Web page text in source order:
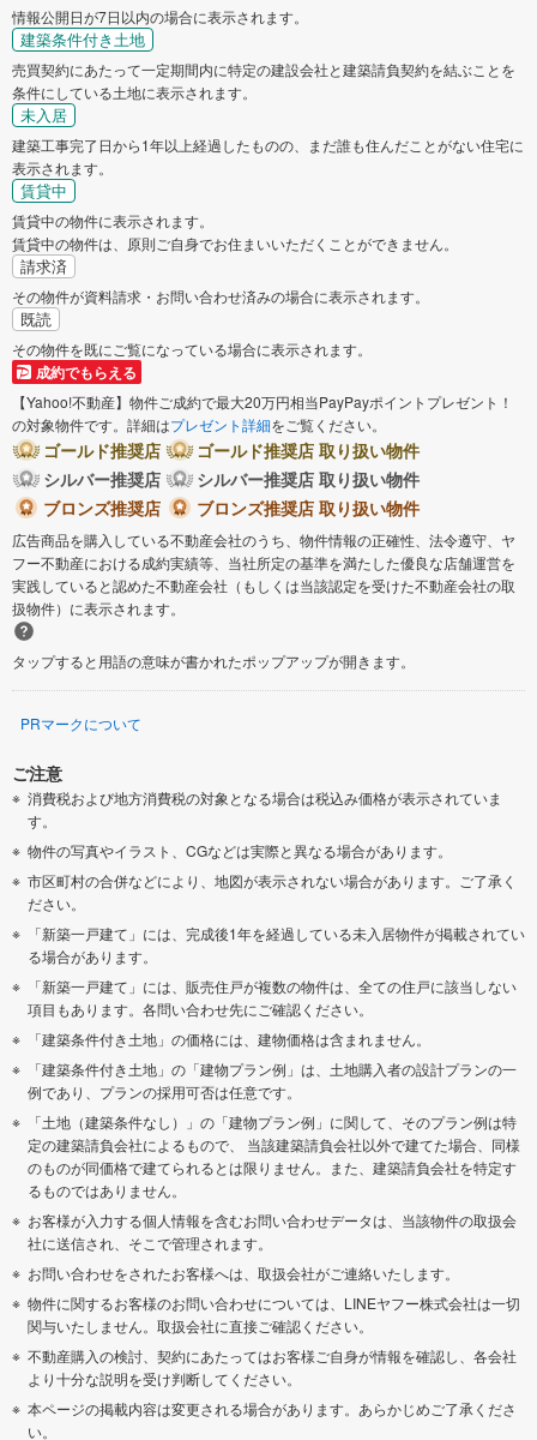
情報公開日が7日以内の場合に表示されます。
建築条件付き土地
売買契約にあたって一定期間内に特定の建設会社と建築請負契約を結ぶことを
条件にしている土地に表示されます。
未入居
建築工事完了日から1年以上経過したものの、まだ誰も住んだことがない住宅に
表示されます。
賃貸中
賃貸中の物件に表示されます。
賃貸中の物件は、原則ご自身でお住まいいただくことができません。
請求済
その物件が資料請求・お問い合わせ済みの場合に表示されます。
既読
その物件を既にご覧になっている場合に表示されます。
成約でもらえる
【Yahoo!不動産】物件ご成約で最大20万円相当PayPayポイントプレゼント！
の対象物件です。詳細はプレゼント詳細をご覧ください。
ゴールド推奨店
ゴールド推奨店 取り扱い物件
シルバー推奨店
シルバー推奨店 取り扱い物件
ブロンズ推奨店
ブロンズ推奨店 取り扱い物件
広告商品を購入している不動産会社のうち、物件情報の正確性、法令遵守、ヤ
フー不動産における成約実績等、当社所定の基準を満たした優良な店舗運営を
実践していると認めた不動産会社（もしくは当該認定を受けた不動産会社の取
扱物件）に表示されます。
タップすると用語の意味が書かれたポップアップが開きます。
PRマークについて
ご注意
消費税および地方消費税の対象となる場合は税込み価格が表示されていま
す。
物件の写真やイラスト、CGなどは実際と異なる場合があります。
市区町村の合併などにより、地図が表示されない場合があります。ご了承く
ださい。
「新築一戸建て」には、完成後1年を経過している未入居物件が掲載されてい
る場合があります。
「新築一戸建て」には、販売住戸が複数の物件は、全ての住戸に該当しない
項目もあります。各問い合わせ先にご確認ください。
「建築条件付き土地」の価格には、建物価格は含まれません。
「建築条件付き土地」の「建物プラン例」は、土地購入者の設計プランの一
例であり、プランの採用可否は任意です。
「土地（建築条件なし）」の「建物プラン例」に関して、そのプラン例は特
定の建築請負会社によるもので、 当該建築請負会社以外で建てた場合、同様
のものが同価格で建てられるとは限りません。また、建築請負会社を特定す
るものではありません。
お客様が入力する個人情報を含むお問い合わせデータは、当該物件の取扱会
社に送信され、そこで管理されます。
お問い合わせをされたお客様へは、取扱会社がご連絡いたします。
物件に関するお客様のお問い合わせについては、LINEヤフー株式会社は一切
関与いたしません。取扱会社に直接ご確認ください。
不動産購入の検討、契約にあたってはお客様ご自身が情報を確認し、各会社
より十分な説明を受け判断してください。
本ページの掲載内容は変更される場合があります。あらかじめご了承くださ
い。